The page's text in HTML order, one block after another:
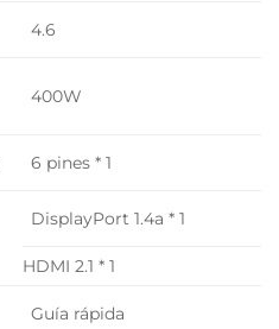
4.6
400W
6 pines * 1
DisplayPort 1.4a * 1
HDMI 2.1 * 1
Guía rápida